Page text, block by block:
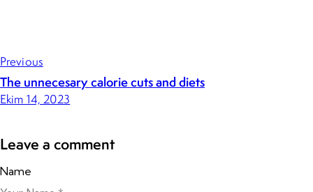
Previous
The unnecesary calorie cuts and diets
Ekim 14, 2023
Leave a comment
Name